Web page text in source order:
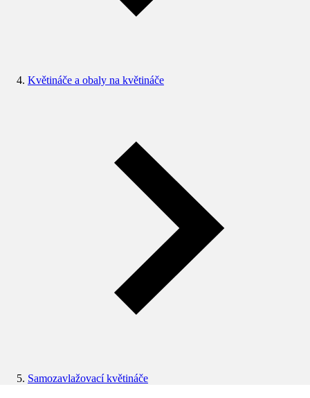
Květináče a obaly na květináče
Samozavlažovací květináče